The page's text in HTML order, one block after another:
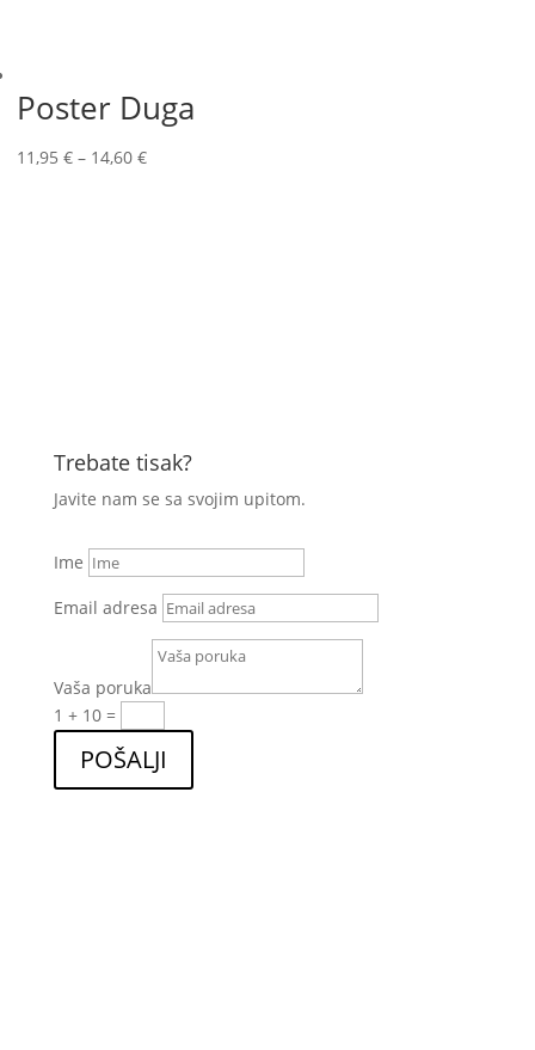
Poster Duga
11,95 € – 14,60 €
Trebate tisak?
Javite nam se sa svojim upitom.
Ime
Email adresa
Vaša poruka
1 + 10=
POŠALJI